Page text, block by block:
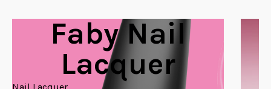
Faby Nail
Lacquer